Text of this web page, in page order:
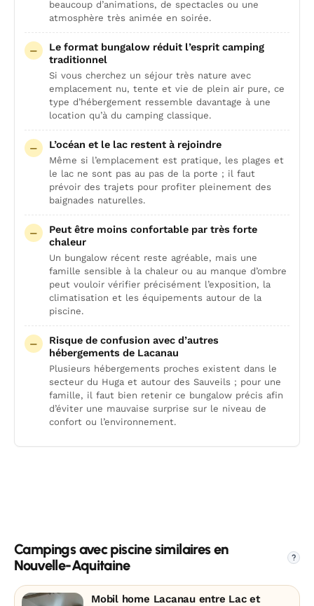
beaucoup d’animations, de spectacles ou une
atmosphère très animée en soirée.
Le format bungalow réduit l’esprit camping
traditionnel
Si vous cherchez un séjour très nature avec
emplacement nu, tente et vie de plein air pure, ce
type d’hébergement ressemble davantage à une
location qu’à du camping classique.
L’océan et le lac restent à rejoindre
Même si l’emplacement est pratique, les plages et
le lac ne sont pas au pas de la porte ; il faut
prévoir des trajets pour profiter pleinement des
baignades naturelles.
Peut être moins confortable par très forte
chaleur
Un bungalow récent reste agréable, mais une
famille sensible à la chaleur ou au manque d’ombre
peut vouloir vérifier précisément l’exposition, la
climatisation et les équipements autour de la
piscine.
Risque de confusion avec d’autres
hébergements de Lacanau
Plusieurs hébergements proches existent dans le
secteur du Huga et autour des Sauveils ; pour une
famille, il faut bien retenir ce bungalow précis afin
d’éviter une mauvaise surprise sur le niveau de
confort ou l’environnement.
Campings avec piscine similaires en
Nouvelle-Aquitaine
?
Mobil home Lacanau entre Lac et